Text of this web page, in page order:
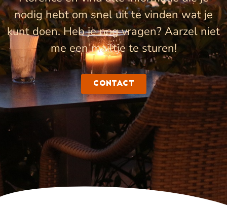
nodig hebt om snel uit te vinden wat je
kunt doen. Heb je nog vragen? Aarzel niet
me een mailtje te sturen!
Contact